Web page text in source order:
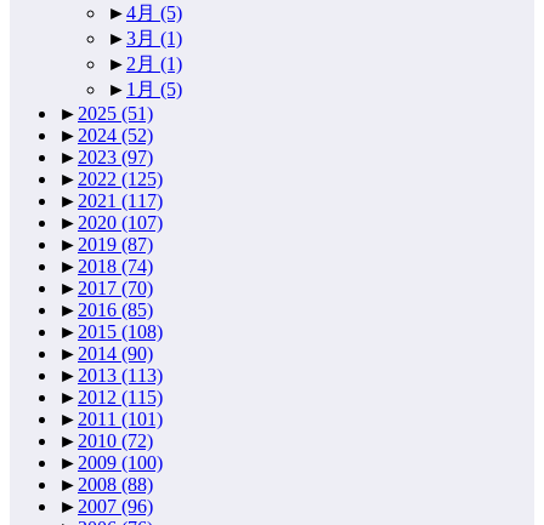
►4月 (5)
►3月 (1)
► 2月 (1)
► 1月 (5)
► 2025 (51)
► 2024 (52)
► 2023 (97)
► 2022 (125)
► 2021 (117)
► 2020 (107)
► 2019 (87)
► 2018 (74)
► 2017 (70)
► 2016 (85)
► 2015 (108)
► 2014 (90)
► 2013 (113)
► 2012 (115)
► 2011 (101)
► 2010 (72)
► 2009 (100)
► 2008 (88)
► 2007 (96)